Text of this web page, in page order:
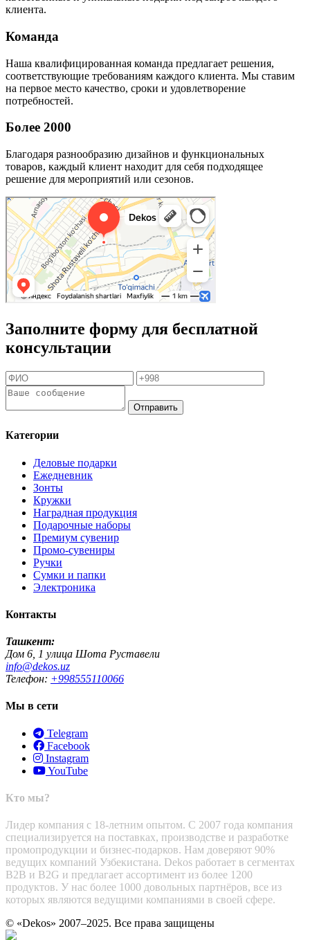
клиента.
Команда
Наша квалифицированная команда предлагает решения,
соответствующие требованиям каждого клиента. Мы ставим
на первое место качество, сроки и удовлетворение
потребностей.
Более 2000
Благодаря разнообразию дизайнов и функциональных
товаров, каждый клиент находит для себя подходящее
решение для мероприятий или сезонов.
Заполните форму для бесплатной
консультации
Отправить
Категории
Деловые подарки
Ежедневник
Зонты
Кружки
Наградная продукция
Подарочные наборы
Премиум сувенир
Промо-сувениры
Ручки
Сумки и папки
Электроника
Контакты
Ташкент:
Дом 6, 1 улица Шота Руставели
info@dekos.uz
Телефон: +998555110066
Мы в сети
Telegram
Facebook
Instagram
YouTube
Кто мы?
Лидер компания с 18-летним опытом. С 2007 года компания
специализируется на поставках, производстве и разработке
промопродукции и бизнес-подарков. Нам доверяют 90%
ведущих компаний Узбекистана. Dekos работает в сегментах
B2B и B2G и предлагает ассортимент из более 1200
продуктов. У нас более 1000 довольных партнёров, все из
которых являются ведущими компаниями в своей сфере.
© «Dekos» 2007–2025. Все права защищены